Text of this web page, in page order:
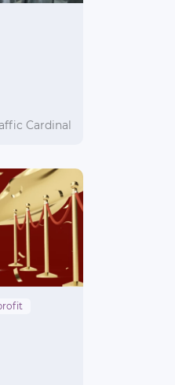
Cardinal